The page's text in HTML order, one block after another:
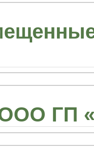
ГП